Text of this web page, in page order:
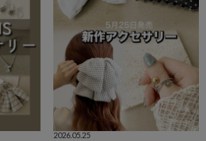
2026.05.25